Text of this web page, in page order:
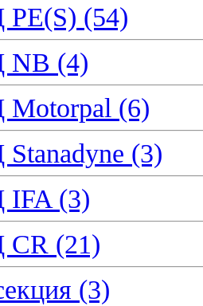
(54)
(4)
(6)
(3)
(3)
(21)
(3)